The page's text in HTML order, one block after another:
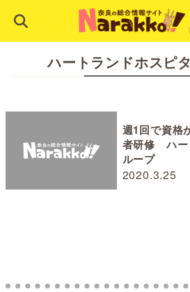
ハートランドホスピ
2020.3.25
週1回で資格
者研修 ハー
ループ